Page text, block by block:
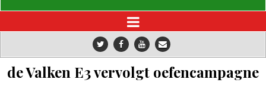
de Valken E3 vervolgt oefencampagne